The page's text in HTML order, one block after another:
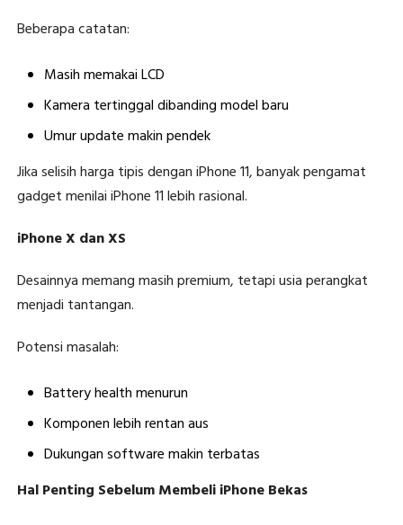
Beberapa catatan:
Masih memakai LCD
Kamera tertinggal dibanding model baru
Umur update makin pendek
Jika selisih harga tipis dengan iPhone 11, banyak pengamat
gadget menilai iPhone 11 lebih rasional.
iPhone X dan XS
Desainnya memang masih premium, tetapi usia perangkat
menjadi tantangan.
Potensi masalah:
Battery health menurun
Komponen lebih rentan aus
Dukungan software makin terbatas
Hal Penting Sebelum Membeli iPhone Bekas